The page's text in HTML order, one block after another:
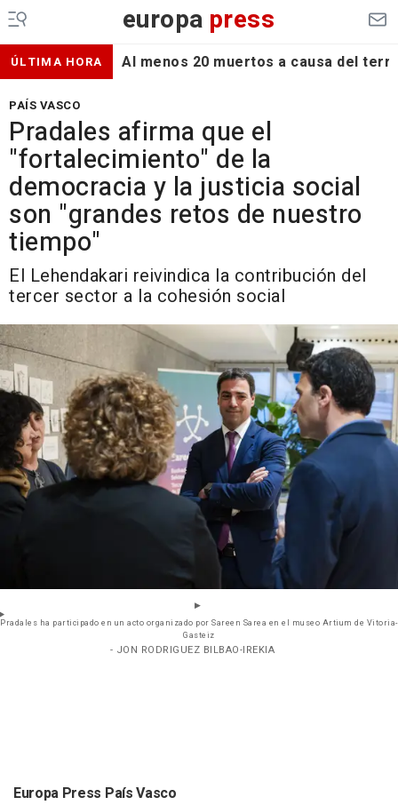
europa press
ÚLTIMA HORA Al menos 20 muertos a causa del
PAÍS VASCO
Pradales afirma que el
"fortalecimiento" de la
democracia y la justicia social
son "grandes retos de nuestro
tiempo"
El Lehendakari reivindica la contribución del
tercer sector a la cohesión social
Pradales ha participado en un acto organizado por Sareen Sarea en el museo Artium de Vitoria-
Gasteiz
- JON RODRIGUEZ BILBAO-IREKIA
Europa Press País Vasco